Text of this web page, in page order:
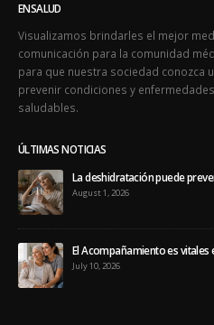
ENSALUD
Visualizamos brindarles el mejor
comunicación para la comunidad
para que nuestra sociedad conozca
prevenir condiciones y
saludables.
ÚLTIMAS NOTICIAS
La deshidratación puede
August 1, 2026
El Acompañamiento es vitales
July 10, 2026